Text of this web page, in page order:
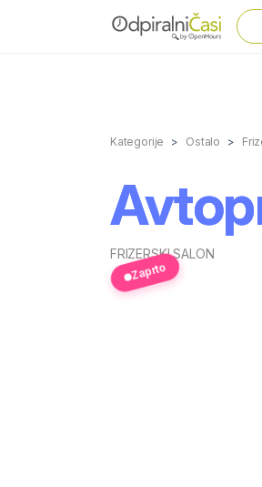
Kategorije Ostalo
FRIZERSKI SALON
Zaprto